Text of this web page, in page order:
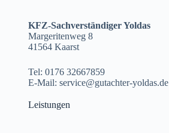
KFZ-Sachverständiger Yoldas
Margeritenweg 8
41564 Kaarst
Tel: 0176 32667859
E-Mail: service@gutachter-yoldas.de
Leistungen